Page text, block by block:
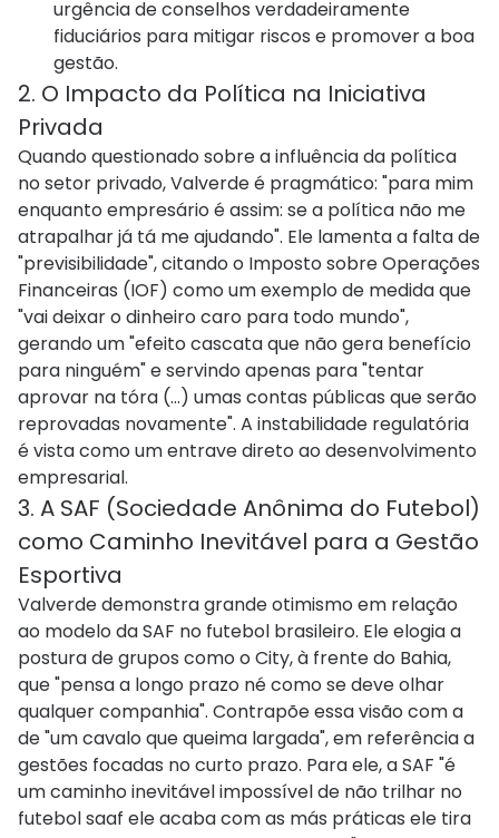
urgência de conselhos verdadeiramente
fiduciários para mitigar riscos e promover a boa
gestão.
2. O Impacto da Política na Iniciativa
Privada
Quando questionado sobre a influência da política
no setor privado, Valverde é pragmático: "para mim
enquanto empresário é assim: se a política não me
atrapalhar já tá me ajudando". Ele lamenta a falta de
"previsibilidade", citando o Imposto sobre Operações
Financeiras (IOF) como um exemplo de medida que
"vai deixar o dinheiro caro para todo mundo",
gerando um "efeito cascata que não gera benefício
para ninguém" e servindo apenas para "tentar
aprovar na tóra (...) umas contas públicas que serão
reprovadas novamente". A instabilidade regulatória
é vista como um entrave direto ao desenvolvimento
empresarial.
3. A SAF (Sociedade Anônima do Futebol)
como Caminho Inevitável para a Gestão
Esportiva
Valverde demonstra grande otimismo em relação
ao modelo da SAF no futebol brasileiro. Ele elogia a
postura de grupos como o City, à frente do Bahia,
que "pensa a longo prazo né como se deve olhar
qualquer companhia". Contrapõe essa visão com a
de "um cavalo que queima largada", em referência a
gestões focadas no curto prazo. Para ele, a SAF "é
um caminho inevitável impossível de não trilhar no
futebol saaf ele acaba com as más práticas ele tira